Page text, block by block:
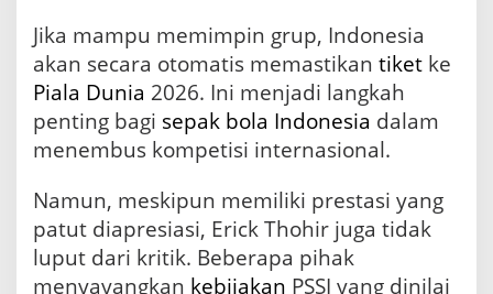
Jika mampu memimpin grup, Indonesia
akan secara otomatis memastikan tiket ke
Piala Dunia 2026. Ini menjadi langkah
penting bagi sepak bola Indonesia dalam
menembus kompetisi internasional.
Namun, meskipun memiliki prestasi yang
patut diapresiasi, Erick Thohir juga tidak
luput dari kritik. Beberapa pihak
menyayangkan kebijakan PSSI yang dinilai